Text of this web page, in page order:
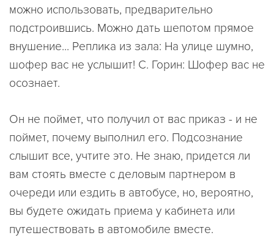
можно использовать, предварительно
подстроившись. Можно дать шепотом прямое
внушение... Реплика из зала: На улице шумно,
шофер вас не услышит! С. Горин: Шофер вас не
осознает.
Он не поймет, что получил от вас приказ - и не
поймет, почему выполнил его. Подсознание
слышит все, учтите это. Не знаю, придется ли
вам стоять вместе с деловым партнером в
очереди или ездить в автобусе, но, вероятно,
вы будете ожидать приема у кабинета или
путешествовать в автомобиле вместе.